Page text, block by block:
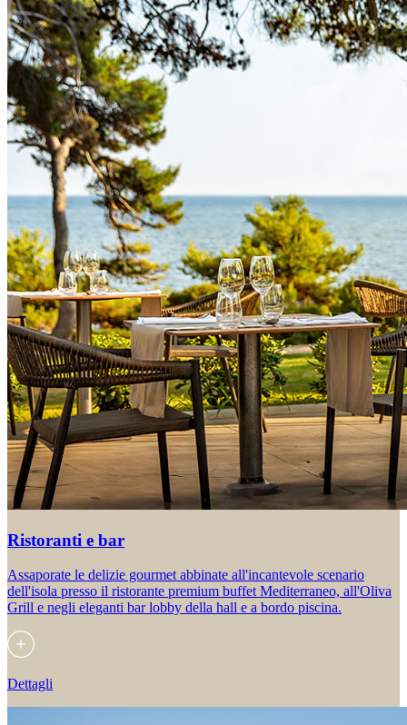
Ristoranti e bar
Assaporate le delizie gourmet abbinate all'incantevole scenario
dell'isola presso il ristorante premium buffet Mediterraneo, all'Oliva
Grill e negli eleganti bar lobby della hall e a bordo piscina.
Dettagli